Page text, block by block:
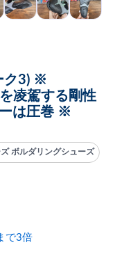
ク3) ※
凌駕する剛性
は圧巻 ※
ボルダリングシューズ
で3倍